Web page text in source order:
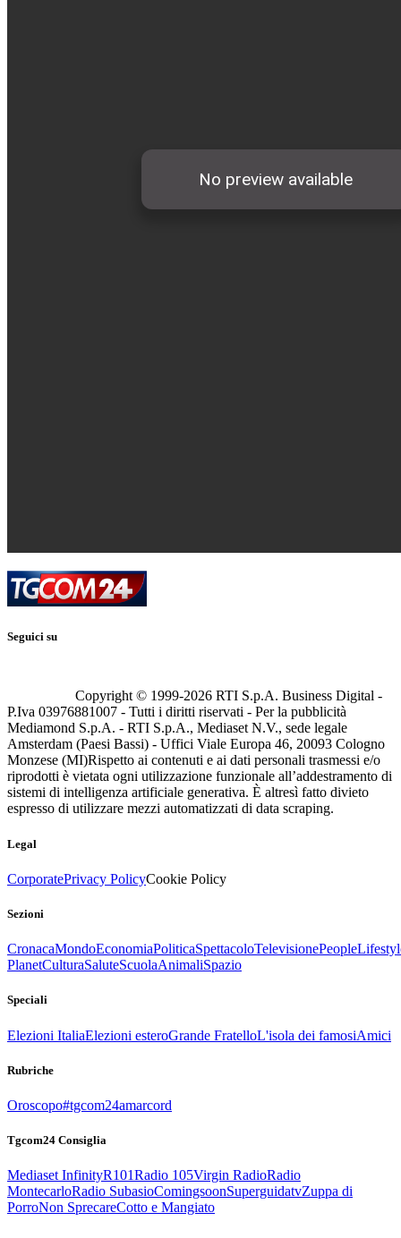
Seguici su
Copyright © 1999-2026 RTI S.p.A. Business Digital -
P.Iva 03976881007 - Tutti i diritti riservati - Per la pubblicità
Mediamond S.p.A. - RTI S.p.A., Mediaset N.V., sede legale
Amsterdam (Paesi Bassi) - Uffici Viale Europa 46, 20093 Cologno
Monzese (MI)Rispetto ai contenuti e ai dati personali trasmessi e/o
riprodotti è vietata ogni utilizzazione funzionale all’addestramento di
sistemi di intelligenza artificiale generativa. È altresì fatto divieto
espresso di utilizzare mezzi automatizzati di data scraping.
Legal
CorporatePrivacy PolicyCookie Policy
Sezioni
CronacaMondoEconomiaPoliticaSpettacoloTelevisionePeople
PlanetCulturaSaluteScuolaAnimaliSpazio
Speciali
Elezioni ItaliaElezioni esteroGrande FratelloL'isola dei famosiAmici
Rubriche
Oroscopo#tgcom24amarcord
Tgcom24 Consiglia
Mediaset InfinityR101Radio 105Virgin RadioRadio
MontecarloRadio SubasioComingsoonSuperguidatvZuppa di
PorroNon SprecareCotto e Mangiato